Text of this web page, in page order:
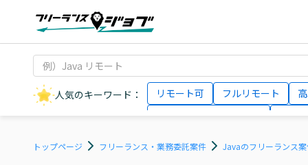
人気のキーワード： リモート可 フルリモート
AIエンジニア
トップページ フリーランス・業務委託案件 Javaのフリーランス